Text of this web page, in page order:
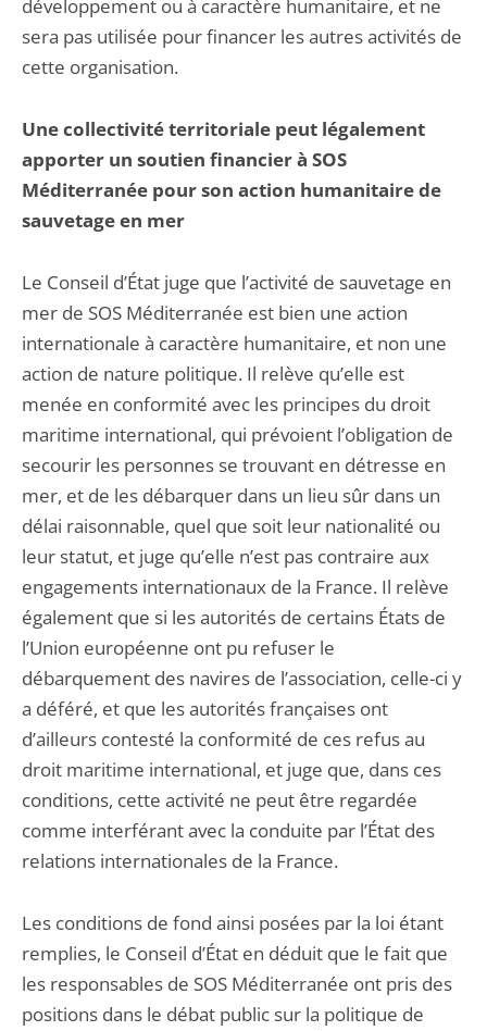
développement ou à caractère humanitaire, et ne
sera pas utilisée pour financer les autres activités de
cette organisation.
Une collectivité territoriale peut légalement
apporter un soutien financier à SOS
Méditerranée pour son action humanitaire de
sauvetage en mer
Le Conseil d’État juge que l’activité de sauvetage en
mer de SOS Méditerranée est bien une action
internationale à caractère humanitaire, et non une
action de nature politique. Il relève qu’elle est
menée en conformité avec les principes du droit
maritime international, qui prévoient l’obligation de
secourir les personnes se trouvant en détresse en
mer, et de les débarquer dans un lieu sûr dans un
délai raisonnable, quel que soit leur nationalité ou
leur statut, et juge qu’elle n’est pas contraire aux
engagements internationaux de la France. Il relève
également que si les autorités de certains États de
l’Union européenne ont pu refuser le
débarquement des navires de l’association, celle-ci y
a déféré, et que les autorités françaises ont
d’ailleurs contesté la conformité de ces refus au
droit maritime international, et juge que, dans ces
conditions, cette activité ne peut être regardée
comme interférant avec la conduite par l’État des
relations internationales de la France.
Les conditions de fond ainsi posées par la loi étant
remplies, le Conseil d’État en déduit que le fait que
les responsables de SOS Méditerranée ont pris des
positions dans le débat public sur la politique de